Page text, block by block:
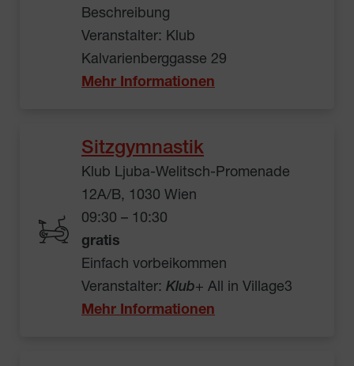
Beschreibung
Veranstalter: Klub
Kalvarienberggasse 29
Mehr Informationen
Sitzgymnastik
Klub Ljuba-Welitsch-Promenade
12A/B, 1030 Wien
09:30 – 10:30
gratis
Einfach vorbeikommen
Veranstalter: Klub+ All in Village3
Mehr Informationen